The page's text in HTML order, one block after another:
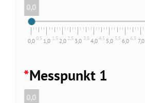
0,0
0,00,5 1,0 1,5 2,0 2,5 3,0 3,5 4,04,5 5,0 5,5 6,0 6,5 7,0
*Messpunkt 1
0,0